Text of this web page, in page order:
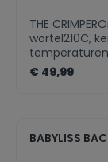
THE
wortel210C,
snoer 1.8m
€ 49,99
BABYLISS